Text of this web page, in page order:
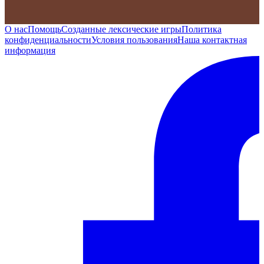
О насПомощьСозданные лексические игрыПолитика
конфиденциальностиУсловия пользованияНаша контактная
информация